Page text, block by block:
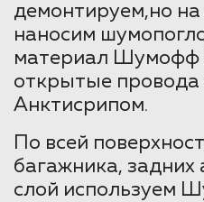
демонтируем,но на
наносим
материал Шумофф
открытые
Анктисрипом.
По всей
багажника, задних
слой используем